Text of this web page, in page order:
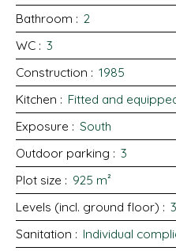
Bathroom : 2
WC : 3
Construction : 1985
Kitchen : Fitted and
Exposure : South
Outdoor parking : 3
Plot size : 925 m²
Levels (incl. ground floor) : 3
Sanitation : Individual